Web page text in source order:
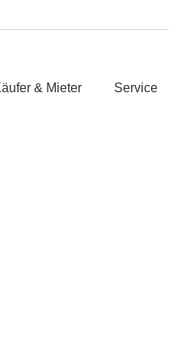
& Mieter Service